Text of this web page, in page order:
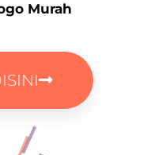
Murah